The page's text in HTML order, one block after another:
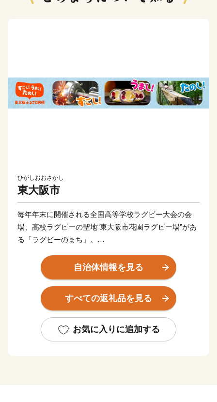
ひがしおおさかし
東大阪市
毎年年末に開催される全国高等学校ラグビー大会の会
場、高校ラグビーの聖地“東大阪市花園ラグビー場”があ
る「ラグビーのまち」。
力が集まる「モノづくりのまち」。
近畿大学、大阪商業大学、大阪樟蔭女子大学、東大阪大
学と市内に大学が4校あり、3万人以上の大学生が市内に
通学している「学生のまち」。
商店が多い等、東大阪市にはたくさんの魅力がありま
自治体情報を見る
すべての返礼品を見る
お気に入りに追加する